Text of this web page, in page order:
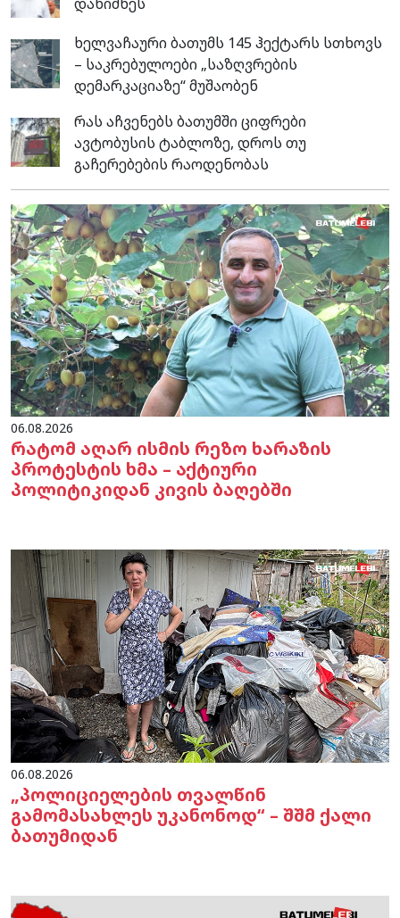
ხელვაჩაური ბათუმს 145 ჰექტარს სთხოვს
– საკრებულოები „საზღვრების
დემარკაციაზე“ მუშაობენ
რას აჩვენებს ბათუმში ციფრები
ავტობუსის ტაბლოზე, დროს თუ
გაჩერებების რაოდენობას
06.08.2026
რატომ აღარ ისმის რეზო ხარაზის
პროტესტის ხმა – აქტიური
პოლიტიკიდან კივის ბაღებში
06.08.2026
„პოლიციელების თვალწინ
გამომასახლეს უკანონოდ“ – შშმ ქალი
ბათუმიდან